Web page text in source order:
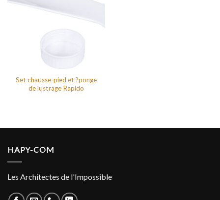
Set chausse-pied et ?ponge
de lustrage Rapido
HAPY-COM
Les Architectes de l'Impossible